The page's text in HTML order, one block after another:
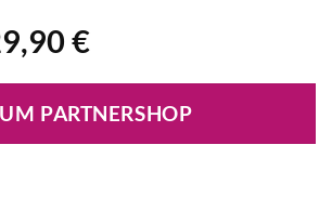
€
€Aktueller
ist:
29,90 €.
PARTNERSHOP